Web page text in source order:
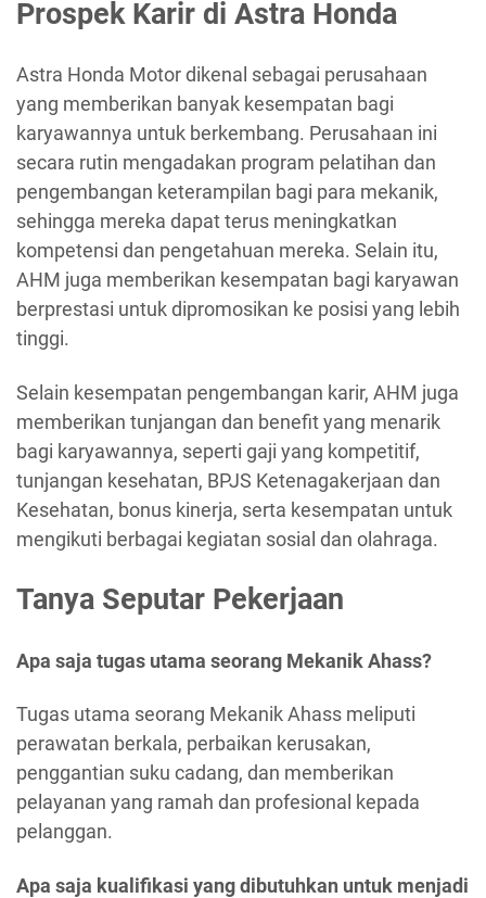
Prospek Karir di Astra Honda
Astra Honda Motor dikenal sebagai perusahaan
yang memberikan banyak kesempatan bagi
karyawannya untuk berkembang. Perusahaan ini
secara rutin mengadakan program pelatihan dan
pengembangan keterampilan bagi para mekanik,
sehingga mereka dapat terus meningkatkan
kompetensi dan pengetahuan mereka. Selain itu,
AHM juga memberikan kesempatan bagi karyawan
berprestasi untuk dipromosikan ke posisi yang lebih
tinggi.
Selain kesempatan pengembangan karir, AHM juga
memberikan tunjangan dan benefit yang menarik
bagi karyawannya, seperti gaji yang kompetitif,
tunjangan kesehatan, BPJS Ketenagakerjaan dan
Kesehatan, bonus kinerja, serta kesempatan untuk
mengikuti berbagai kegiatan sosial dan olahraga.
Tanya Seputar Pekerjaan
Apa saja tugas utama seorang Mekanik Ahass?
Tugas utama seorang Mekanik Ahass meliputi
perawatan berkala, perbaikan kerusakan,
penggantian suku cadang, dan memberikan
pelayanan yang ramah dan profesional kepada
pelanggan.
Apa saja kualifikasi yang dibutuhkan untuk menjadi